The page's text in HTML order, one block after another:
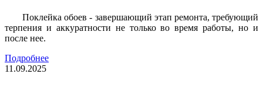
Поклейка обоев - завершающий этап ремонта, требующий
терпения и аккуратности не только во время работы, но и
после нее.
Подробнее
11.09.2025